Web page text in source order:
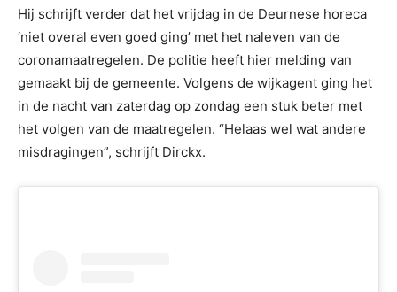
Hij schrijft verder dat het vrijdag in de Deurnese horeca
‘niet overal even goed ging’ met het naleven van de
coronamaatregelen. De politie heeft hier melding van
gemaakt bij de gemeente. Volgens de wijkagent ging het
in de nacht van zaterdag op zondag een stuk beter met
het volgen van de maatregelen. “Helaas wel wat andere
misdragingen”, schrijft Dirckx.